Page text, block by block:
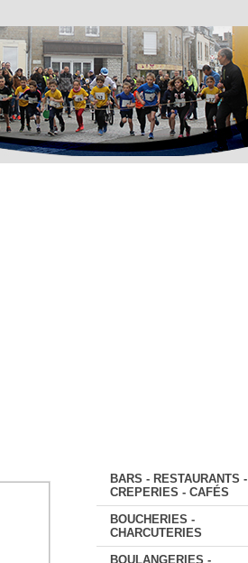
BARS - RESTAURANTS -
CREPERIES - CAFÉS
BOUCHERIES -
CHARCUTERIES
BOULANGERIES -